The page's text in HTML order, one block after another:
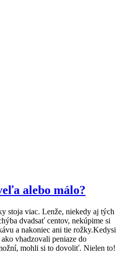
alebo málo?
stoja viac. Lenže, niekedy aj tých
dvadsať centov, nekúpime si
a nakoniec ani tie rožky.Kedysi
vhadzovali peniaze do
mohli si to dovoliť. Nielen to!